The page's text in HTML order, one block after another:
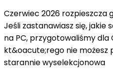
Czerwiec 2026 rozpieszcza
Jeśli zastanawiasz się, jakie
na PC, przygotowaliśmy dla
kt&oacute;rego nie możesz
starannie wyselekcjonowa